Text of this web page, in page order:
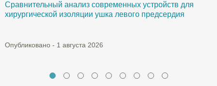
Сравнительный анализ современных устройств для
хирургической изоляции ушка левого предсердия
Опубликовано - 1 августа 2026